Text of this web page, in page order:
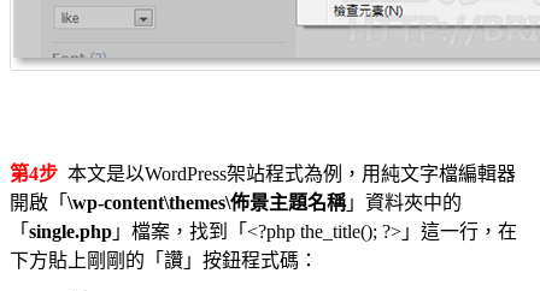
第4步 本文是以WordPress架站程式為例，用純文字檔編輯器
開啟「 \wp-content\themes\佈景主題名稱」資料夾中的
「 single.php 」檔案，找到「<?php the_title(); ?>」這一行，在
下方貼上剛剛的「讚」按鈕程式碼：